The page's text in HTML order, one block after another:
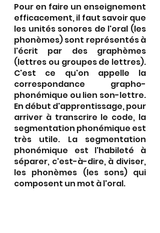
Pour en faire un enseignement
efficacement, il faut savoir que
les unités sonores de l'oral (les
phonèmes) sont représentés à
l'écrit par des graphèmes
(lettres ou groupes de lettres).
C'est ce qu'on appelle la
correspondance grapho-
phonémique ou lien son-lettre.
En début d'apprentissage, pour
arriver à transcrire le code, la
segmentation phonémique est
très utile. La segmentation
phonémique est l'habileté à
séparer, c'est-à-dire, à diviser,
les phonèmes (les sons) qui
composent un mot à l'oral.